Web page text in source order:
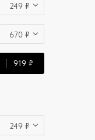
249 ₽
670 ₽
919 ₽
249 ₽